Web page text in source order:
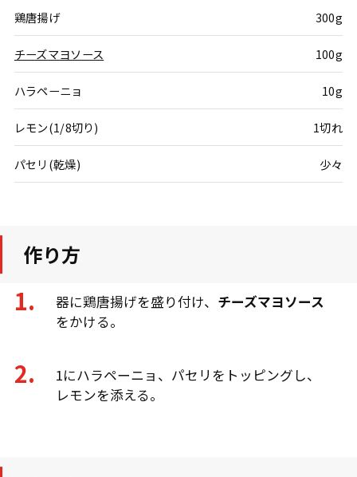
鶏唐揚げ 300g
チーズマヨソース 100g
ハラペーニョ 10g
レモン(1/8切り) 1切れ
パセリ(乾燥) 少々
作り方
器に鶏唐揚げを盛り付け、 チーズマヨソース
をかける。
1にハラペーニョ、パセリをトッピングし、
レモンを添える。